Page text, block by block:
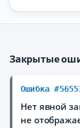
Закрытые
Ошибка
Нет явной
не